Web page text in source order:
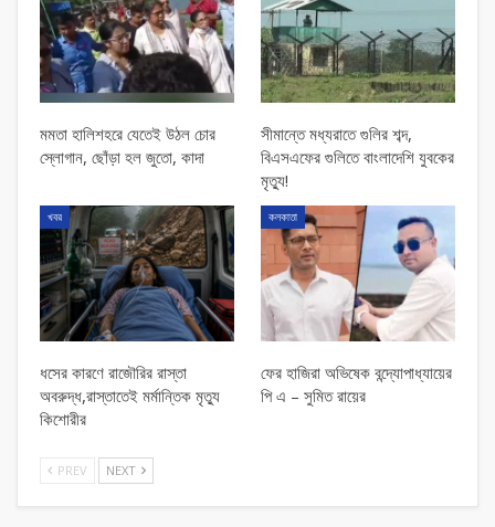
মমতা হালিশহরে যেতেই উঠল চোর
স্লোগান, ছোঁড়া হল জুতো, কাদা
সীমান্তে মধ্যরাতে গুলির শব্দ,
বিএসএফের গুলিতে বাংলাদেশি যুবকের
মৃত্যু!
খবর
ধসের কারণে রাজৌরির রাস্তা
অবরুদ্ধ,রাস্তাতেই মর্মান্তিক মৃত্যু
কিশোরীর
কলকাতা
ফের হাজিরা অভিষেক বন্দ্যোপাধ্যায়ের
পি এ – সুমিত রায়ের
PREV NEXT